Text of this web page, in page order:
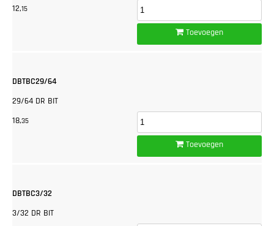
12,15
Toevoegen
DBTBC29/64
29/64 DR BIT
18,35
Toevoegen
DBTBC3/32
3/32 DR BIT